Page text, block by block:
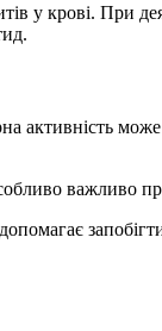
у крові. При
активність
важливо